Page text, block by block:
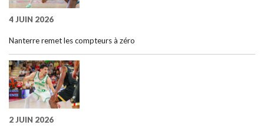
4 JUIN 2026
Nanterre remet les compteurs à zéro
2 JUIN 2026